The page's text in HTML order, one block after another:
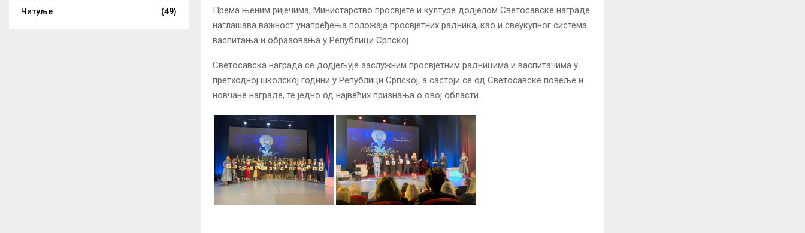
Према њеним ријечима, Министарство просвјете и културе додјелом Светосавске награде
наглашава важност унапређења положаја просвјетних радника, као и свеукупног система
васпитања и образовања у Републици Српској.
Светосавска награда се додјељује заслужним просвјетним радницима и васпитачима у
претходној школској години у Републици Српској, а састоји се од Светосавске повеље и
новчане награде, те једно од највећих признања о овој области.
Читуље
(49)